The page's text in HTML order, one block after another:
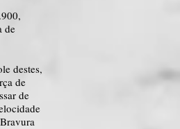
de
destes,
de
de